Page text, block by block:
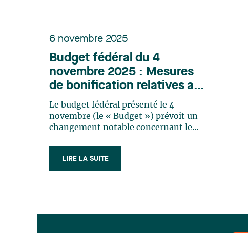
6 novembre 2025
Budget fédéral du 4
novembre 2025 : Mesures
de bonification relatives au
Crédit d’impôt pour
l’exploration de minéraux
critiques et renouvellement
l’exploration minière
Le budget fédéral présenté le 4
novembre (le « Budget ») prévoit un
changement notable concernant le
rappel, le CIEMC est égal à 30 % des
« dépenses minières de minéral
LIRE LA SUITE